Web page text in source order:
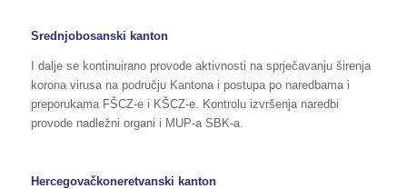
Srednjobosanski kanton
I dalje se kontinuirano provode aktivnosti na sprječavanju širenja
korona virusa na području Kantona i postupa po naredbama i
preporukama FŠCZ-e i KŠCZ-e. Kontrolu izvršenja naredbi
provode nadležni organi i MUP-a SBK-a.
Hercegovačkoneretvanski kanton